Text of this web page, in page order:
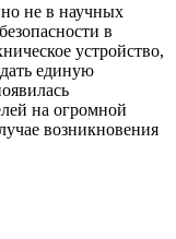
не в научных
в
устройство,
единую
на огромной
возникновения